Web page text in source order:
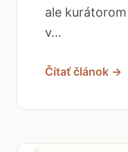
ale
v...
Čítať článok →